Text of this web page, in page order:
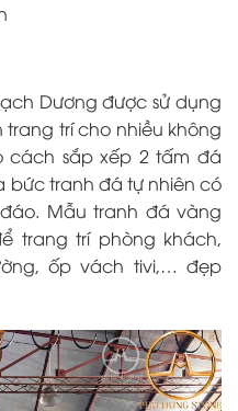
Dương được sử dụng
trí cho nhiều không
cách sắp xếp 2 tấm đá
bức tranh đá tự nhiên có
Mẫu tranh đá vàng
trang trí phòng khách,
ốp vách tivi,… đẹp